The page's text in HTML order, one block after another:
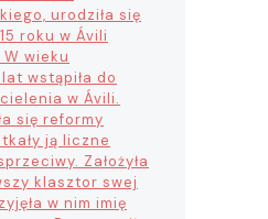
urodziła się
roku w Ávili
wieku
wstąpiła do
w Ávili.
się reformy
ją liczne
Założyła
klasztor swej
w nim imię